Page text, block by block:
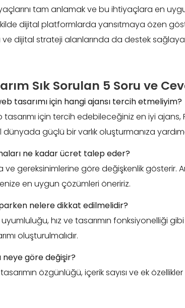
tam anlamak ve bu ihtiyaçlara en
dijital platformlarda yansıtmaya özen
dijital strateji alanlarında da destek
Sık Sorulan 5 Soru ve
tasarımı için hangi ajansı tercih etmeliyim?
için tercih edebileceğiniz en iyi ajans,
güçlü bir varlık oluşturmanıza
ne kadar ücret talep eder?
ve gereksinimlerine göre değişkenlik
en uygun çözümleri öneririz.
nelere dikkat edilmelidir?
uyumluluğu, hız ve tasarımın fonksiyonelliği
oluşturulmalıdır.
neye göre değişir?
tasarımın özgünlüğü, içerik sayısı ve ek